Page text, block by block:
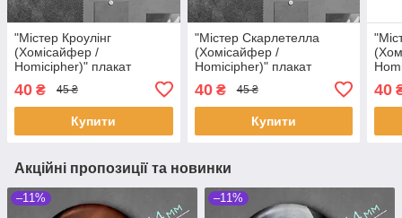
"Містер Кроулінг
(Хомісайфер /
Homicipher)" плакат
(14х20см)
40 ₴ 45 ₴
Купити
"Містер Скарлетелла
(Хомісайфер /
Homicipher)" плакат
(14х20см)
40₴ 45 ₴
Купити
40
Акційні пропозиції та новинки
–11% –11%